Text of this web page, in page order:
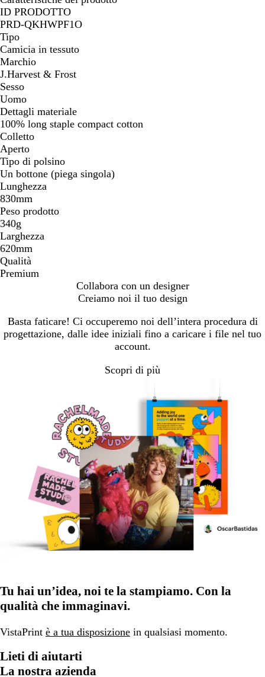
ID PRODOTTO
PRD-QKHWPF1O
Tipo
Camicia in tessuto
Marchio
J.Harvest & Frost
Sesso
Uomo
Dettagli materiale
100% long staple compact cotton
Colletto
Aperto
Tipo di polsino
Un bottone (piega singola)
Lunghezza
830mm
Peso prodotto
340g
Larghezza
620mm
Qualità
Premium
Collabora con un designer
Creiamo noi il tuo design
Basta faticare! Ci occuperemo noi dell’intera procedura di
progettazione, dalle idee iniziali fino a caricare i file nel tuo
account.
Scopri di più
Tu hai un’idea, noi te la stampiamo. Con la
qualità che immaginavi.
VistaPrint è a tua disposizione in qualsiasi momento.
Lieti di aiutarti
La nostra azienda